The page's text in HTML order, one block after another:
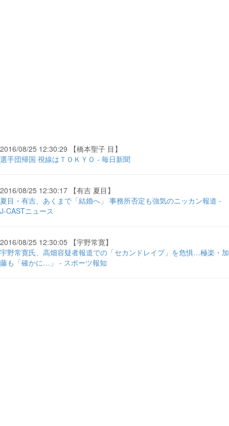
2016/08/25 12:30:29 【橋本聖子 目】
選手団帰国 視線はＴＯＫＹＯ - 毎日新聞
2016/08/25 12:30:17 【有吉 夏目】
夏目・有吉、あくまで「結婚へ」 事務所否定も強気のニッカン報道 -
J-CASTニュース
2016/08/25 12:30:05 【宇野常寛】
宇野常寛氏、高畑容疑者報道での「セカンドレイプ」を危惧…極楽・加
藤も「確かに…」 - スポーツ報知